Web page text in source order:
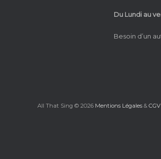
Du Lundi au
Besoin d’un
All That Sing © 2026 Mentions Légales & CGV